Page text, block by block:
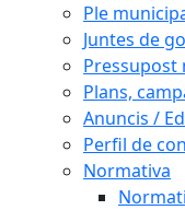
Ple
Juntes de
Pressupost
Plans,
Anuncis /
Perfil de
Normativa